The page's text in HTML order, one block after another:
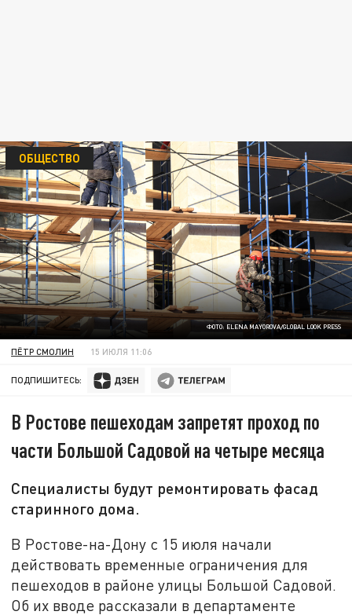
ФОТО: ELENA MAYOROVA/GLOBAL LOOK PRESS
ОБЩЕСТВО
ПЁТР СМОЛИН 15 ИЮЛЯ 11:06
ПОДПИШИТЕСЬ:
В Ростове пешеходам запретят проход по
части Большой Садовой на четыре месяца
Специалисты будут ремонтировать фасад
старинного дома.
В Ростове-на-Дону с 15 июля начали
действовать временные ограничения для
пешеходов в районе улицы Большой Садовой.
Об их вводе рассказали в департаменте